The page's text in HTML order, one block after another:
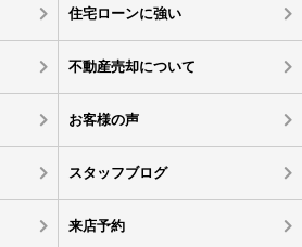
住宅ローンに強い
不動産売却について
お客様の声
スタッフブログ
来店予約